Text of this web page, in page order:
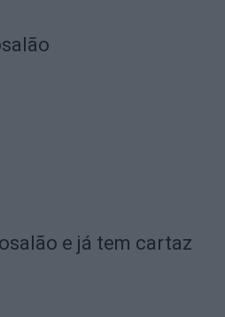
e já tem cartaz